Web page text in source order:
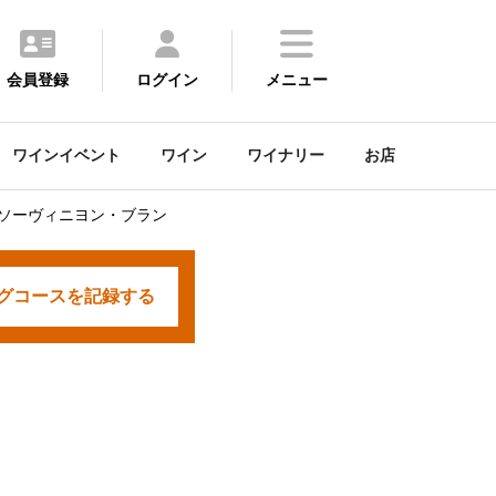
会員登録 ログイン メニュー
ワインイベント ワイン ワイナリー お店
ーヴィニヨン・ブラン
コースを記録する